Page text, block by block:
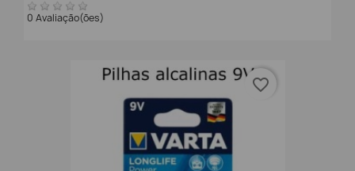
0 Avaliação(ões)
favorite_border